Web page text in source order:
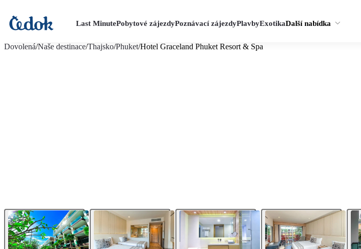
Last MinutePobytové zájezdyPoznávací zájezdyPlavbyExotikaDalší nabídka
Dovolená/Naše destinace/Thajsko/Phuket/Hotel Graceland Phuket Resort & Spa